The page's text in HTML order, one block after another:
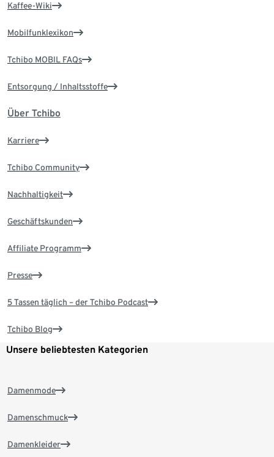
Kaffee-Wiki
Mobilfunklexikon
Tchibo MOBIL FAQs
Entsorgung / Inhaltsstoffe
Über Tchibo
Karriere
Tchibo Community
Nachhaltigkeit
Geschäftskunden
Affiliate Programm
Presse
5 Tassen täglich – der Tchibo Podcast
Tchibo Blog
Unsere beliebtesten Kategorien
Damenmode
Damenschmuck
Damenkleider